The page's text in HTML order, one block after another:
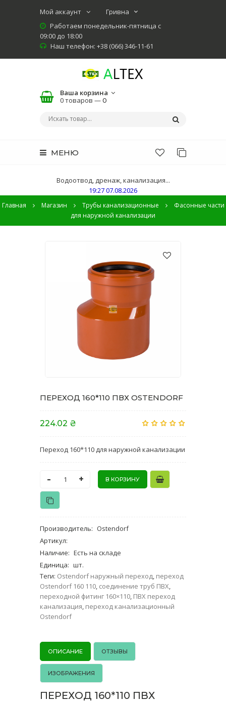
Мой аккаунт
Работаем понедельник-пятница с
09:00 до 18:00
Наш телефон: +38 (066) 346-11-61
Ваша корзина
0 товаров —0
МЕНЮ
Водоотвод, дренаж, канализация...
19:27 07.08.2026
Главная Магазин Трубы канализационные
Фасонные части
для наружной канализации
ПЕРЕХОД 160*110 ПВХ OSTENDORF
224.02 ₴
Переход 160*110 для наружной канализации
- +
Производитель: Ostendorf
Артикул:
Наличие: Есть на складе
Единица: шт.
Теги: Ostendorf наружный переход, переход
Ostendorf 160 110, соединение труб ПВХ,
переходной фитинг 160×110, ПВХ переход
канализация, переход канализационный
Ostendorf
ОПИСАНИЕ ОТЗЫВЫ
ИЗОБРАЖЕНИЯ
ПЕРЕХОД 160*110 ПВХ